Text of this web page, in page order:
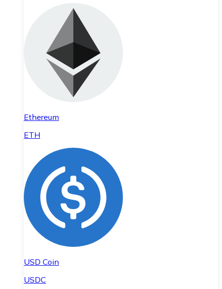
Ethereum
ETH
USD Coin
USDC